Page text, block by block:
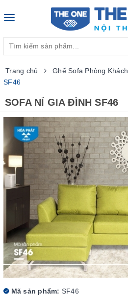
Toggle
Trang chủ Ghế Sofa Phòng Khách
SF46
SOFA NỈ GIA ĐÌNH SF46
Mã sản phẩm: SF46